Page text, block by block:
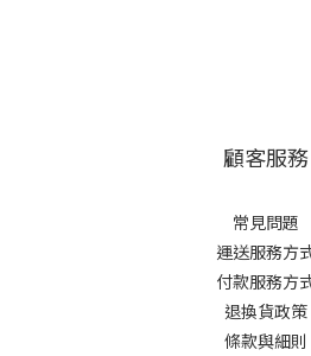
顧客服務
常見問題
運送服務方
付款服務方
退換貨政策
條款與細則